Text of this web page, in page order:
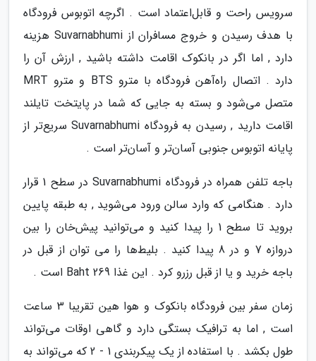
سرویس راحت و قابل‌اعتماد است . اگرچه اتوبوس فرودگاه
با هدف رسیدن و خروج مسافران از Suvarnabhumi هزینه
دارد , اما اگر در بانکوک اقامت داشته باشید , ارزش آن را
دارد . اتصال راه‌آهن فرودگاه با مترو BTS و مترو MRT
متصل می‌شود و بسته به جایی که شما در پایتخت تایلند
اقامت دارید , رسیدن به فرودگاه Suvarnabhumi سریع‌تر از
پایانه اتوبوس جنوبی آسان‌تر و آسان‌تر است .
باجه تلفن همراه در فرودگاه Suvarnabhumi در سطح 1 قرار
دارد . هنگامی که وارد سالن ورود می‌شوید , به طبقه پایین
بروید تا سطح 1 را پیدا کنید و می‌توانید پیش‌خان را بین
دروازه 7 و در 8 پیدا کنید . بلیط‌ها را می توان از قبل در
باجه خرید و یا از قبل رزرو کرد . این غذا 269 Baht است .
زمان سفر بین فرودگاه بانکوک و هوا هین تقریبا 3 ساعت
است , اما به ترافیک بستگی دارد و گاهی اوقات می‌تواند
طول بکشد . با استفاده از یک پیکربندی 1 - 2 که می‌تواند به